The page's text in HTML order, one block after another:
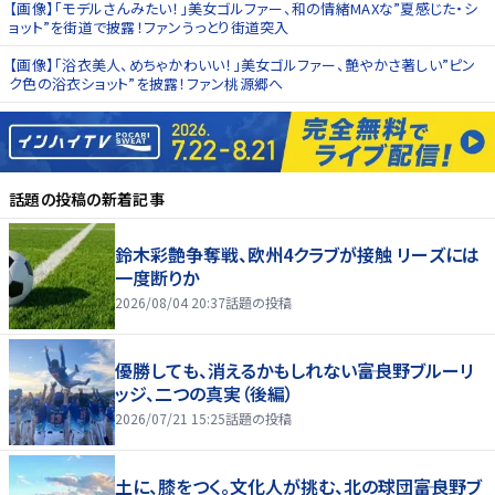
【画像】「モデルさんみたい！」美女ゴルファー、和の情緒MAXな”夏感じた・シ
ョット”を街道で披露！ファンうっとり街道突入
【画像】「浴衣美人、めちゃかわいい！」美女ゴルファー、艶やかさ著しい”ピン
ク色の浴衣ショット”を披露！ファン桃源郷へ
話題の投稿の新着記事
鈴木彩艶争奪戦、欧州4クラブが接触 リーズには
一度断りか
2026/08/04 20:37話題の投稿
優勝しても、消えるかもしれない――富良野ブルーリ
ッジ、二つの真実（後編）
2026/07/21 15:25話題の投稿
土に、膝をつく。文化人が挑む、北の球団――富良野ブ